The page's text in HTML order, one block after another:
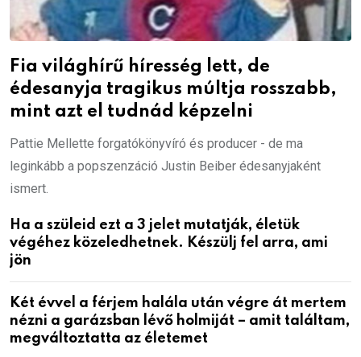
Fia világhírű híresség lett, de
édesanyja tragikus múltja rosszabb,
mint azt el tudnád képzelni
Pattie Mellette forgatókönyvíró és producer - de ma
leginkább a popszenzáció Justin Beiber édesanyjaként
ismert.
Ha a szüleid ezt a 3 jelet mutatják, életük
végéhez közeledhetnek. Készülj fel arra, ami
jön
Két évvel a férjem halála után végre át mertem
nézni a garázsban lévő holmiját – amit találtam,
megváltoztatta az életemet